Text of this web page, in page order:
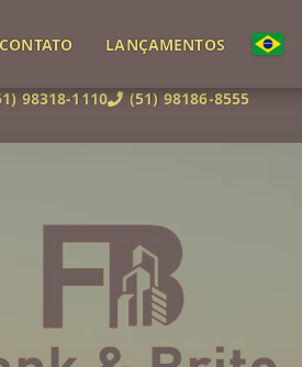
98318-1110 (51) 98186-8555
CONTATO LANÇAMENTOS